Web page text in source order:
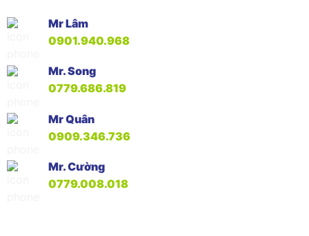
Mr Lâm
0901.940.968
Mr. Song
0779.686.819
Mr Quân
0909.346.736
Mr. Cường
0779.008.018